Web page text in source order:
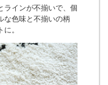
ラインが不揃いで、個
な色味と不揃いの柄
。